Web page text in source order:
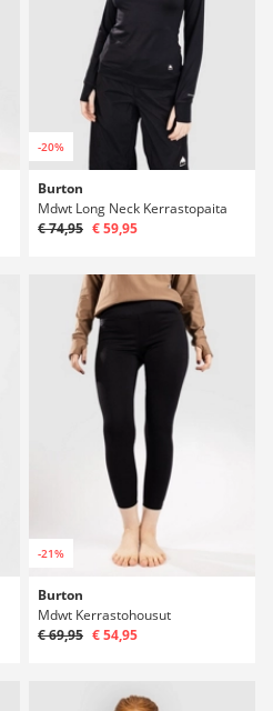
-20%
Burton
Mdwt Long Neck Kerrastopaita
€ 74,95 € 59,95
-21%
Burton
Mdwt Kerrastohousut
€ 69,95 € 54,95